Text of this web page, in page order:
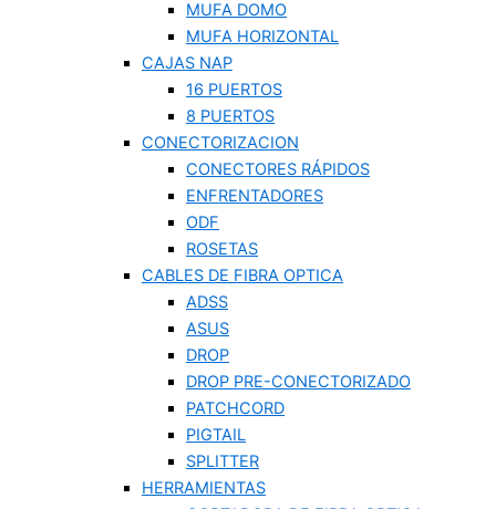
MUFA DOMO
MUFA HORIZONTAL
CAJAS NAP
16 PUERTOS
8 PUERTOS
CONECTORIZACION
CONECTORES RÁPIDOS
ENFRENTADORES
ODF
ROSETAS
CABLES DE FIBRA OPTICA
ADSS
ASUS
DROP
DROP PRE-CONECTORIZADO
PATCHCORD
PIGTAIL
SPLITTER
HERRAMIENTAS